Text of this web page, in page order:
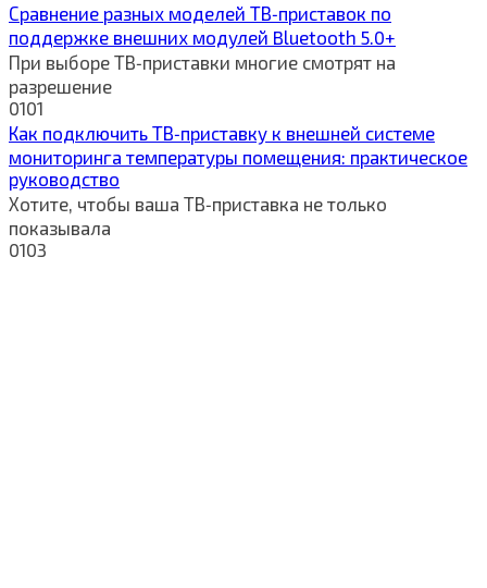
Сравнение разных моделей ТВ‑приставок по
поддержке внешних модулей Bluetooth 5.0+
При выборе ТВ‑приставки многие смотрят на
разрешение
0101
Как подключить ТВ‑приставку к внешней системе
мониторинга температуры помещения: практическое
руководство
Хотите, чтобы ваша ТВ‑приставка не только
показывала
0103